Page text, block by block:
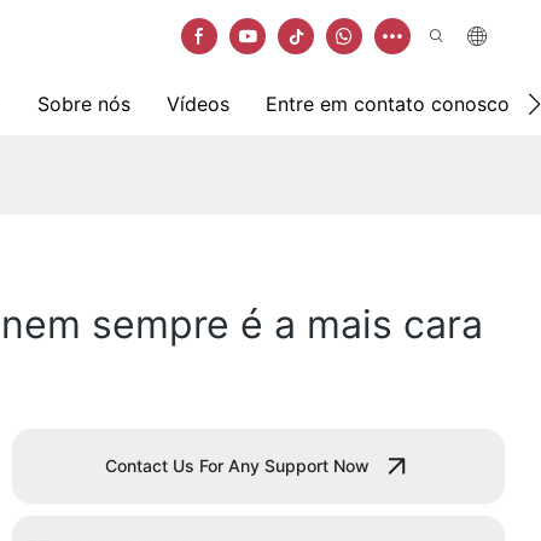
Sobre nós Vídeos Entre em contato conosco
sempre é a mais cara
Contact Us For Any Support Now